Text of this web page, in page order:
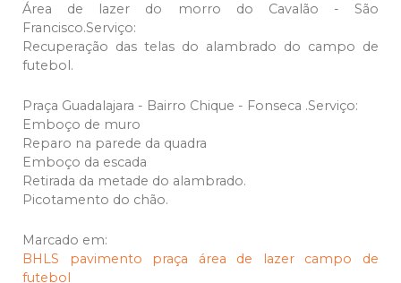
Área de lazer do morro do Cavalão - São
Francisco.Serviço:
Recuperação das telas do alambrado do campo de
futebol.
Praça Guadalajara - Bairro Chique - Fonseca .Serviço:
Emboço de muro
Reparo na parede da quadra
Emboço da escada
Retirada da metade do alambrado.
Picotamento do chão.
Marcado em:
BHLS
pavimento praça área de lazer
campo de
futebol